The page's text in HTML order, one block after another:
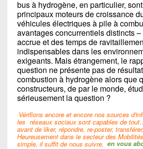
bus à hydrogène, en particulier,
principaux moteurs de croissance
véhicules électriques à pile à
avantages concurrentiels distincts
accrue et des temps de
indispensables dans les
exigeants. Mais étrangement, le
question ne présente pas de
combustion à hydrogène alors que
constructeurs, de par le monde,
sérieusement la question ?
Vérifions encore et encore nos sources
les réseaux sociaux sont capables de
avant de liker, répondre, re-poster,
Heureusement dans le secteur des
simple, il suffit de nous suivre, en vous